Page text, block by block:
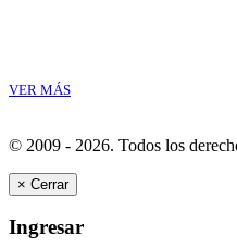
VER MÁS
© 2009 - 2026. Todos los
× Cerrar
Ingresar